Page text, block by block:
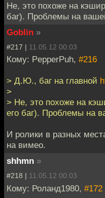
Не, это похоже на
баг). Проблемы на
Goblin »
#217 | 11.05.12 00:03
Кому: PepperPuh, #216
> Д.Ю., баг на главной
>
> Не, это похоже на
его баг). Проблемы на
И ролики в разных
на вимео.
shhmn »
#218 | 11.05.12 00:03
Кому: Роланд1980, #172